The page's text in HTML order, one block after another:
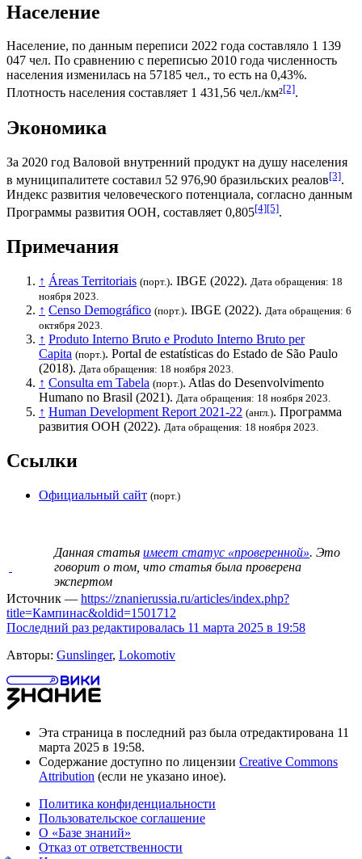
Население
Население, по данным переписи 2022 года составляло 1 139
047 чел. По сравнению с переписью 2010 года численность
населения изменилась на 57185 чел., то есть на 0,43%.
Плотность населения составляет 1 431,56 чел./км²[2].
Экономика
За 2020 год Валовой внутренний продукт на душу населения
в муниципалитете составил 52 976,90 бразильских реалов[3].
Индекс развития человеческого потенциала, согласно данным
Программы развития ООН, составляет 0,805[4][5].
Примечания
↑ Áreas Territoriais (порт.). IBGE (2022). Дата обращения: 18
ноября 2023.
↑ Censo Demográfico (порт.). IBGE (2022). Дата обращения: 6
октября 2023.
↑ Produto Interno Bruto e Produto Interno Bruto per
Capita (порт.). Portal de estatísticas do Estado de São Paulo
(2018). Дата обращения: 18 ноября 2023.
↑ Consulta em Tabela (порт.). Atlas do Desenvolvimento
Humano no Brasil (2021). Дата обращения: 18 ноября 2023.
↑ Human Development Report 2021-22 (англ.). Программа
развития ООН (2022). Дата обращения: 18 ноября 2023.
Ссылки
Официальный сайт (порт.)
Данная статья имеет статус «проверенной». Это
говорит о том, что статья была проверена
экспертом
Источник — https://znanierussia.ru/articles/index.php?
title=Кампинас&oldid=1501712
Последний раз редактировалась 11 марта 2025 в 19:58
Авторы: Gunslinger, Lokomotiv
Эта страница в последний раз была отредактирована 11
марта 2025 в 19:58.
Содержание доступно по лицензии Creative Commons
Attribution (если не указано иное).
Политика конфиденциальности
Пользовательское соглашение
О «Базе знаний»
Отказ от ответственности